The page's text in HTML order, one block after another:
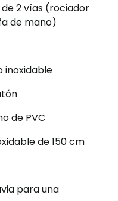
2 vías (rociador
de mano)
inoxidable
de PVC
de 150 cm
para una